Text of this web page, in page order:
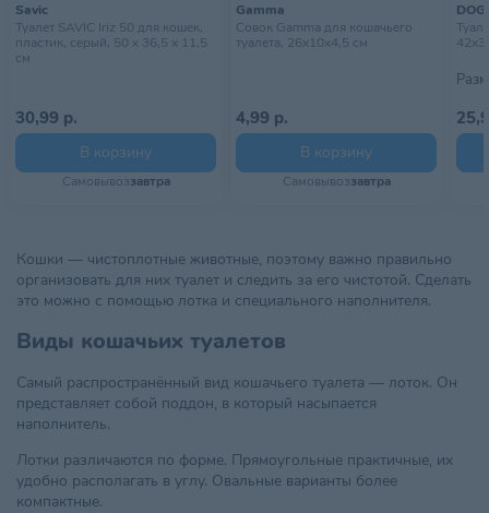
Savic
Туалет SAVIC Iriz 50 для кошек,
пластик, серый, 50 х 36,5 х 11,5
см
30,99 р.
В корзину
Самовывоззавтра
Gamma
Совок Gamma для кошачьего
туалета, 26х10х4,5 см
4,99 р.
В корзину
Самовывоззавтра
Кошки — чистоплотные животные, поэтому важно правильно
организовать для них туалет и следить за его чистотой. Сделать
это можно с помощью лотка и специального наполнителя.
Виды кошачьих туалетов
Самый распространённый вид кошачьего туалета — лоток. Он
представляет собой поддон, в который насыпается
наполнитель.
Лотки различаются по форме. Прямоугольные практичные, их
удобно располагать в углу. Овальные варианты более
компактные.